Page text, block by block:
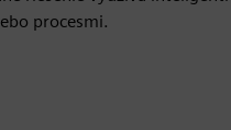
procesmi.